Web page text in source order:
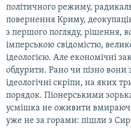
політичного режиму,
повернення Криму,
з першого погляду, рішення,
імперською свідомістю,
ідеологією. Але економічні
обдурити. Рано чи пізно вони
ідеологічні скріпи, на яких
порядок. Піонерськими
усмішка не оживити
уже не за горами: пішли з